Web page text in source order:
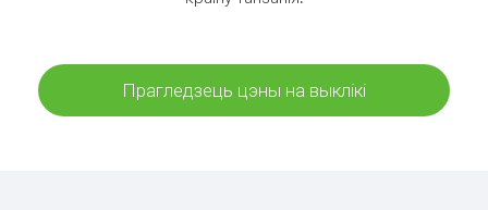
Прагледзець цэны на выклікі